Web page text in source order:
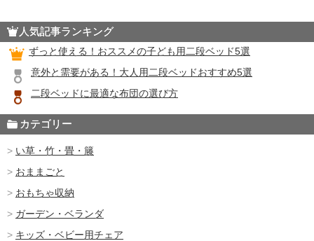
る家具選びのコツやインテリアのアイ […]
人気記事ランキング
ずっと使える！おススメの子ども用二段ベッド5選
意外と需要がある！大人用二段ベッドおすすめ5選
二段ベッドに最適な布団の選び方
カテゴリー
い草・竹・畳・籐
おままごと
おもちゃ収納
ガーデン・ベランダ
キッズ・ベビー用チェア